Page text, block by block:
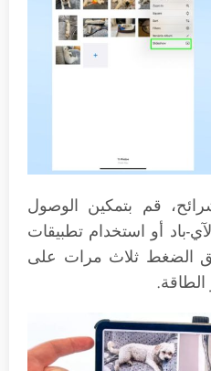
قم بتمكين الوصول
باد أو استخدام تطبيقات
الضغط ثلاث مرات على